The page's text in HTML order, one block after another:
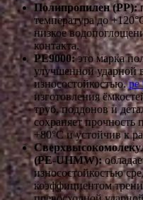
Полипропилен (PP):
температура до
низкое
контакта.
PE9000:это марка
улучшенной ударной
износостойкостью.ре
изготовления
труб, поддонов и
сохраняет прочность
+80°C и устойчив к
(PE‑UHMW):
износостойкостью
коэффициентом